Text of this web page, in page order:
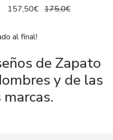
157,50€ 175,0€
al final!
de Zapato
y de las